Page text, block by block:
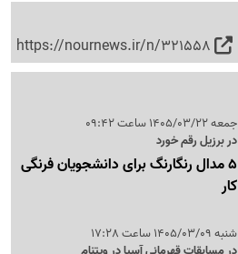
https://nournews.ir/n/321558
جمعه 1405/03/22 ساعت 09:42
در برزیل رقم خورد
5 مدال رنگارنگ برای دانشجویان فرنگی
کار
شنبه 1405/03/09 ساعت 17:28